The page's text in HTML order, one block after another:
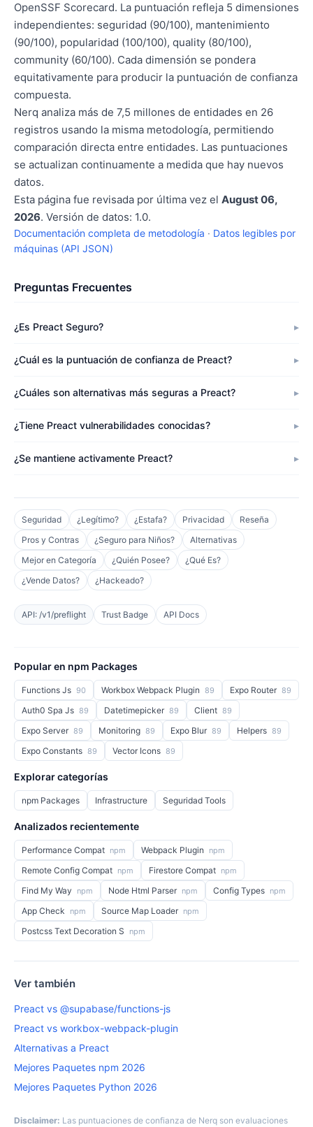
OpenSSF Scorecard. La puntuación refleja 5 dimensiones
independientes: seguridad (90/100), mantenimiento
(90/100), popularidad (100/100), quality (80/100),
community (60/100). Cada dimensión se pondera
equitativamente para producir la puntuación de confianza
compuesta.
Nerq analiza más de 7,5 millones de entidades en 26
registros usando la misma metodología, permitiendo
comparación directa entre entidades. Las puntuaciones
se actualizan continuamente a medida que hay nuevos
datos.
Esta página fue revisada por última vez el August 06,
2026. Versión de datos: 1.0.
Documentación completa de metodología · Datos legibles por
máquinas (API JSON)
Preguntas Frecuentes
¿Es Preact Seguro?
¿Cuál es la puntuación de confianza de Preact?
¿Cuáles son alternativas más seguras a Preact?
¿Tiene Preact vulnerabilidades conocidas?
¿Se mantiene activamente Preact?
Seguridad ¿Legítimo? ¿Estafa? Privacidad
Reseña
Pros y Contras
¿Seguro para Niños?
Alternativas
Mejor en Categoría
¿Quién Posee?
¿Qué Es?
¿Vende Datos?
¿Hackeado?
API: /v1/preflight Trust Badge API Docs
Popular en npm Packages
Functions Js 90 Workbox Webpack Plugin 89 Expo Router 89
Auth0 Spa Js 89 Datetimepicker 89 Client 89
Expo Server 89 Monitoring 89 Expo Blur 89 Helpers 89
Expo Constants 89 Vector Icons 89
Explorar categorías
npm Packages Infrastructure Seguridad Tools
Analizados recientemente
Performance Compat npm Webpack Plugin npm
Remote Config Compat npm Firestore Compat npm
Find My Way npm Node Html Parser npm Config Types npm
App Check npm Source Map Loader npm
Postcss Text Decoration S npm
Ver también
Preact vs @supabase/functions-js
Preact vs workbox-webpack-plugin
Alternativas a Preact
Mejores Paquetes npm 2026
Mejores Paquetes Python 2026
Disclaimer: Las puntuaciones de confianza de Nerq son evaluaciones